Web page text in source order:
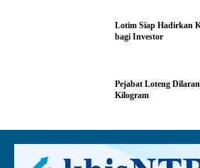
Lotim Siap Hadirkan
bagi Investor
Pejabat Loteng
Kilogram